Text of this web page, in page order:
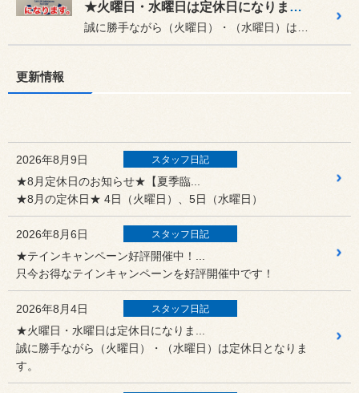
★火曜日・水曜日は定休日になります。☆タイヤスーパーセール☆8/9まで開催！タイヤ4本ご購入で最大￥20,000引♪♪カーメンテナンスも10％OFF★
更新情報
2026年8月9日 スタッフ日記
★8月定休日のお知らせ★【夏季臨...
★8月の定休日★ 4日（火曜日）、5日（水曜日）
2026年8月6日 スタッフ日記
★テインキャンペーン好評開催中！...
只今お得なテインキャンペーンを好評開催中です！
2026年8月4日 スタッフ日記
★火曜日・水曜日は定休日になりま...
誠に勝手ながら（火曜日）・（水曜日）は定休日となりま
す。